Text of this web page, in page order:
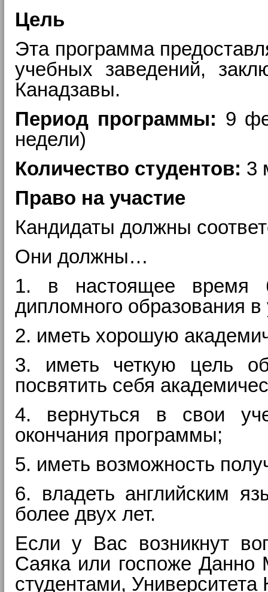
Цель
Эта программа
учебных заведений,
Канадзавы.
Период программы: 9
недели)
Количество студентов: 3
Право на участие
Кандидаты должны
Они должны…
1. в настоящее время
дипломного образования
2. иметь хорошую
3. иметь четкую цель
посвятить себя
4. вернуться в свои
окончания программы;
5. иметь возможность
6. владеть английским
более двух лет.
Если у Вас возникнут
Саяка или госпоже Данно
студентами, Университета